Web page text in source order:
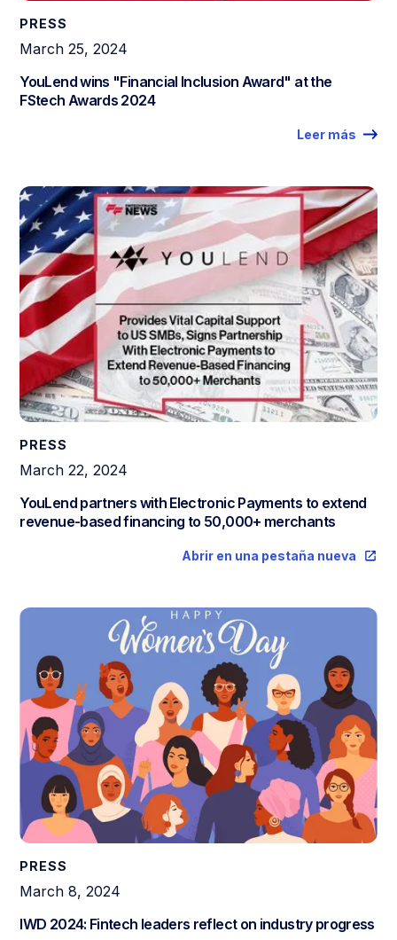
PRESS
March 25, 2024
YouLend wins "Financial Inclusion Award" at the
FStech Awards 2024
Leer más
PRESS
March 22, 2024
YouLend partners with Electronic Payments to extend
revenue-based financing to 50,000+ merchants
Abrir en una pestaña nueva
PRESS
March 8, 2024
IWD 2024: Fintech leaders reflect on industry progress